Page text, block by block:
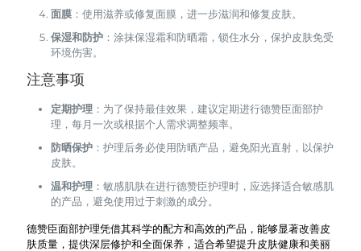
面膜 ：使用滋养或修复面膜，进一步滋润和修复皮肤。
保湿和防护 ：涂抹保湿霜和防晒霜，锁住水分，保护皮肤免受
环境伤害。
注意事项
定期护理 ：为了保持最佳效果，建议定期进行德赞臣面部护
理，每月一次或根据个人需求调整频率。
防晒保护 ：护理后务必使用防晒产品，避免阳光直射，以保护
皮肤。
温和护理 ：敏感肌肤在进行德赞臣护理时，应选择适合敏感肌
的产品，避免使用过于刺激的成分。
德赞臣面部护理凭借其科学的配方和高效的产品，能够显著改善皮
肤质量，提供深层修护和全面保养，适合希望提升皮肤健康和美丽